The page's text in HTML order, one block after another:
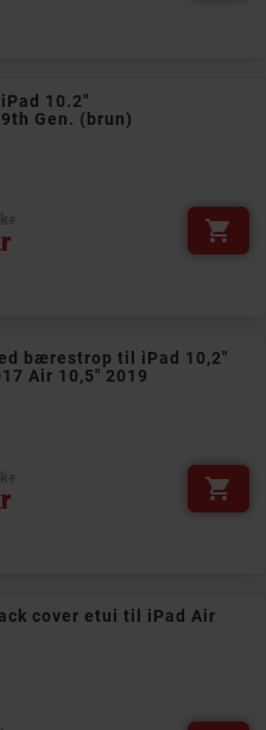
10.2"
Gen. (brun)

bærestrop til iPad 10,2"
Air 10,5" 2019

cover etui til iPad Air